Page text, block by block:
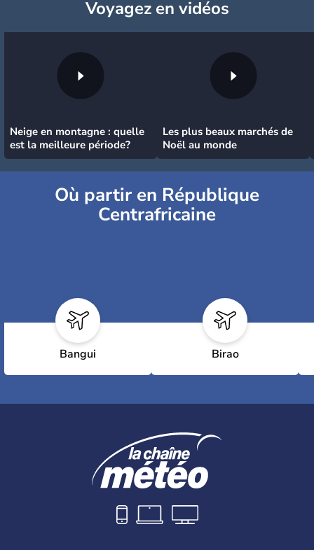
Voyagezen vidéos
Neige en montagne : quelle
est la meilleure période?
Les plus beaux marchés de
Noël au monde
Où partir en République
Centrafricaine
Bangui Birao